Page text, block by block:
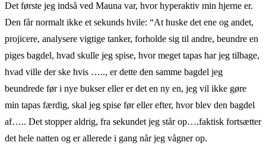
Det første jeg indså ved Mauna var, hvor hyperaktiv min hjerne er.
Den får normalt ikke et sekunds hvile: “At huske det ene og andet,
projicere, analysere vigtige tanker, forholde sig til andre, beundre en
piges bagdel, hvad skulle jeg spise, hvor meget tapas har jeg tilbage,
hvad ville der ske hvis ….., er dette den samme bagdel jeg
beundrede før i nye bukser eller er det en ny en, jeg vil ikke gøre
min tapas færdig, skal jeg spise før eller efter, hvor blev den bagdel
af….. Det stopper aldrig, fra sekundet jeg står op….faktisk fortsætter
det hele natten og er allerede i gang når jeg vågner op.